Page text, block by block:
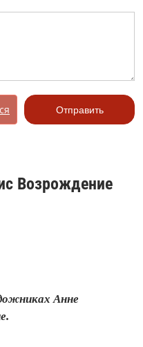
Отправить
Возрождение
Анне